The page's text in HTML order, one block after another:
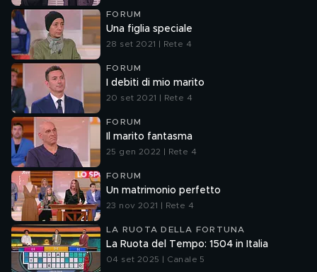
FORUM
Una figlia speciale
28 set 2021 | Rete 4
FORUM
I debiti di mio marito
20 set 2021 | Rete 4
FORUM
Il marito fantasma
25 gen 2022 | Rete 4
FORUM
Un matrimonio perfetto
23 nov 2021 | Rete 4
LA RUOTA DELLA FORTUNA
La Ruota del Tempo: 1504 in Italia
04 set 2025 | Canale 5